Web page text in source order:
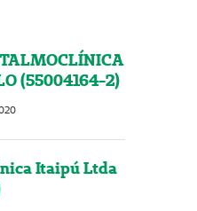
(55004164-2)
Itaipú Ltda